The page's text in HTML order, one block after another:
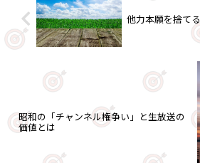
他力本願を捨てる
昭和の「チャンネル権争い」と生放送の
価値とは